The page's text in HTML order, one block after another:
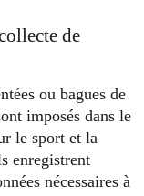
de
ou bagues de
imposés dans le
le sport et la
enregistrent
nécessaires à